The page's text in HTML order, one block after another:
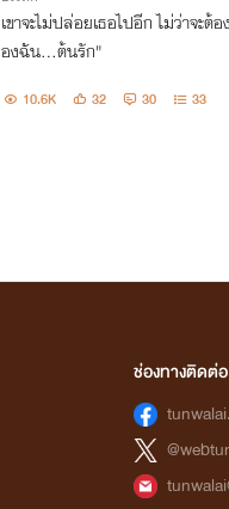
เขาจะไม่ปล่อยเธอไปอีก ไม่ว่าจะ
องฉัน...ต้นรัก"
10.6K 32 30 33
ช่องทางติดต่อ